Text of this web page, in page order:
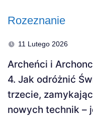
Rozeznanie
11 Lutego 2026
Archeńci i
4. Jak odróżnić
trzecie,
nowych technik –